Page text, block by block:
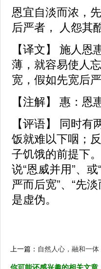
恩宜自淡而浓，
后严者， 人怨其
【译文】 施人
薄，就容易使人
宽，假如先宽后
【注解】 惠：恩
【评语】 同时
饭就难以下咽；
子饥饿的前提下
说“恩威并用”、
严而后宽”、“先
是虚伪。
上一篇： 自然人心，融和一体
你可能还感兴趣的相关文章